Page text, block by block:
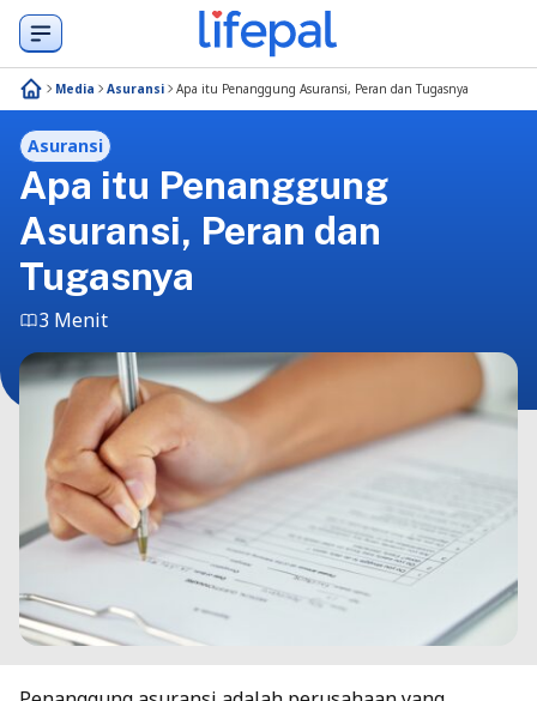
Media Asuransi Apa itu Penanggung Asuransi, Peran dan Tugasnya
Asuransi
Apa itu Penanggung
Asuransi, Peran dan
Tugasnya
3 Menit